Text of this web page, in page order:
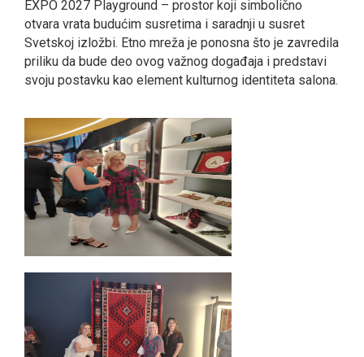
EXPO 2027 Playground – prostor koji simbolično
otvara vrata budućim susretima i saradnji u susret
Svetskoj izložbi. Etno mreža je ponosna što je zavredila
priliku da bude deo ovog važnog događaja i predstavi
svoju postavku kao element kulturnog identiteta salona.